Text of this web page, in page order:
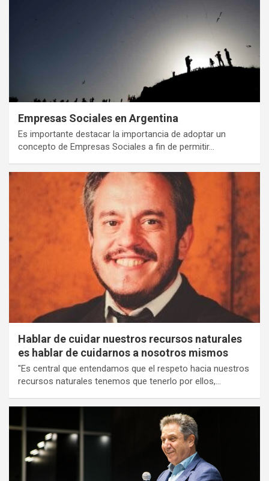
Empresas Sociales en Argentina
Es importante destacar la importancia de adoptar un
concepto de Empresas Sociales a fin de permitir…
Hablar de cuidar nuestros recursos naturales
es hablar de cuidarnos a nosotros mismos
"Es central que entendamos que el respeto hacia nuestros
recursos naturales tenemos que tenerlo por ellos,…